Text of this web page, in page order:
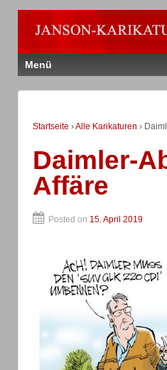
Menü
Startseite ›Alle Karikaturen ›
Daimler-
Affäre
Posted on 15. April 2019